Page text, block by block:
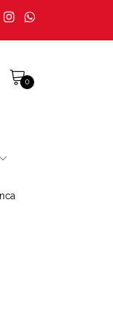
en la página
0